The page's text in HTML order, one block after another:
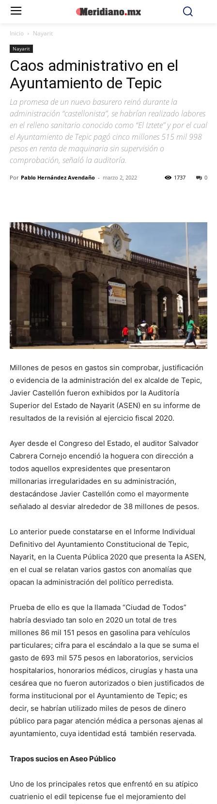
Inicio Nayarit
Nayarit
Caos administrativo en el
Ayuntamiento de Tepic
La promesa de un nuevo basurero reinó durante la
administración “castellonista”, se habrían realizado labores
en el relleno sanitario conocido como “El Iztete” y por el cual
el Ayuntamiento de Tepic pagó cinco millones 515 mil 998
pesos en renta de maquinaria sin supervisión o
comprobación, señaló la auditoría.
Por Pablo Hernández Avendaño - marzo 2, 2022 0
1737
Millones de pesos en gastos sin comprobar, justificación
o evidencia de la administración del ex alcalde de Tepic,
Javier Castellón fueron exhibidos por la Auditoría
Superior del Estado de Nayarit (ASEN) en su informe de
resultados de la revisión al ejercicio fiscal 2020.
Ayer desde el Congreso del Estado, el auditor Salvador
Cabrera Cornejo encendió la hoguera con dirección a
todos aquellos expresidentes que presentaron
millonarias irregularidades en su administración,
destacándose Javier Castellón como el mayormente
señalado al desviar alrededor de 38 millones de pesos.
Lo anterior puede constatarse en el Informe Individual
Definitivo del Ayuntamiento Constitucional de Tepic,
Nayarit, en la Cuenta Pública 2020 que presenta la ASEN,
en el cual se relatan varios gastos con anomalías que
opacan la administración del político perredista.
Prueba de ello es que la llamada “Ciudad de Todos”
habría desviado tan solo en 2020 un total de tres
millones 86 mil 151 pesos en gasolina para vehículos
particulares; cifra para el escándalo a la que se suma el
gasto de 693 mil 575 pesos en laboratorios, servicios
hospitalarios, honorarios médicos, cirugías y hasta una
cesárea que no fueron autorizados o bien justificados de
forma institucional por el Ayuntamiento de Tepic; es
decir, se habrían utilizado miles de pesos de dinero
público para pagar atención médica a personas ajenas al
ayuntamiento, cuya identidad está también reservada.
Trapos sucios en Aseo Público
Uno de los principales retos que enfrentó en su atípico
cuatrienio el edil tepicense fue el mejoramiento del